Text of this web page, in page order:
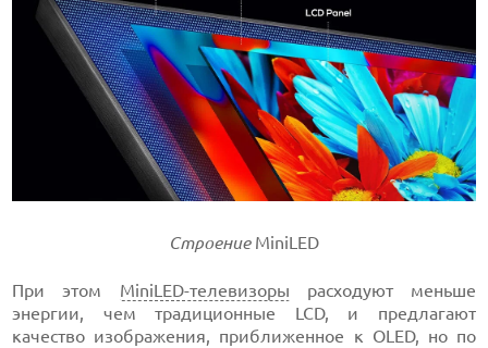
Строение MiniLED
При этом MiniLED-телевизоры расходуют меньше
энергии, чем традиционные LCD, и предлагают
качество изображения, приближенное к OLED, но по